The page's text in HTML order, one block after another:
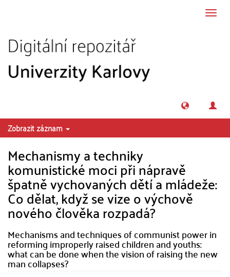
Zobrazit záznam
Mechanismy a techniky
komunistické moci při nápravě
špatně vychovaných dětí a mládeže:
Co dělat, když se vize o výchově
nového člověka rozpadá?
Mechanisms and techniques of communist power in
reforming improperly raised children and youths:
what can be done when the vision of raising the new
man collapses?